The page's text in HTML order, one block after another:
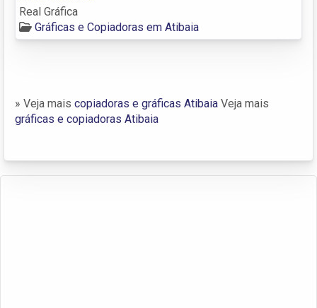
Real Gráfica
Gráficas e Copiadoras em Atibaia
» Veja mais copiadoras e gráficas Atibaia Veja mais
gráficas e copiadoras Atibaia